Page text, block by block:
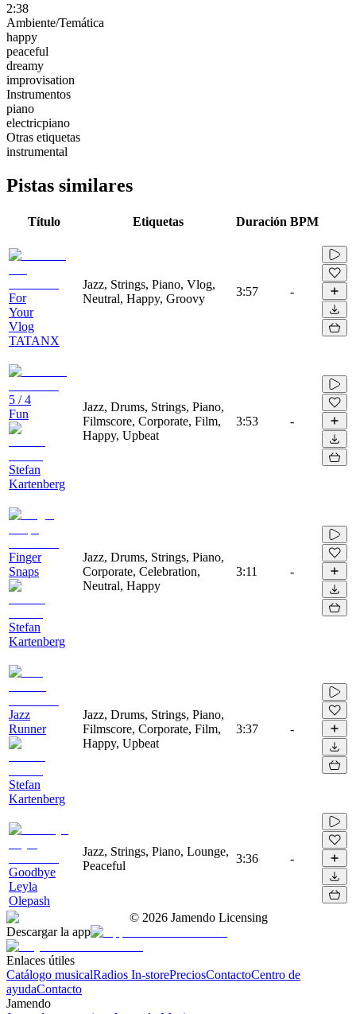
2:38
Ambiente/Temática
happy
peaceful
dreamy
improvisation
Instrumentos
piano
electricpiano
Otras etiquetas
instrumental
Pistas similares
Título Etiquetas Duración BPM
For
Your
Vlog
TATANX
Jazz, Strings, Piano, Vlog,
Neutral, Happy, Groovy
3:57 -
5 / 4
Fun
Stefan
Kartenberg
Jazz, Drums, Strings, Piano,
Filmscore, Corporate, Film,
Happy, Upbeat
3:53 -
Finger
Snaps
Stefan
Kartenberg
Jazz, Drums, Strings, Piano,
Corporate, Celebration,
Neutral, Happy
3:11 -
Jazz
Runner
Stefan
Kartenberg
Jazz, Drums, Strings, Piano,
Filmscore, Corporate, Film,
Happy, Upbeat
3:37 -
Goodbye
Leyla
Olepash
Jazz, Strings, Piano, Lounge,
Peaceful
3:36 -
© 2026 Jamendo Licensing
Descargar la app
Enlaces útiles
Catálogo musicalRadios In-storePreciosContactoCentro de
ayudaContacto
Jamendo